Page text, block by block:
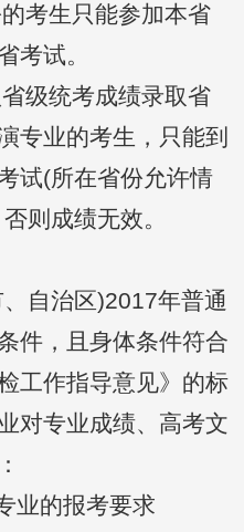
考生只能参加本省
考试。
级统考成绩录取省
专业的考生，只能到
试(所在省份允许情
则成绩无效。
自治区)2017年普通
件，且身体条件符合
工作指导意见》的标
对专业成绩、高考文
的报考要求